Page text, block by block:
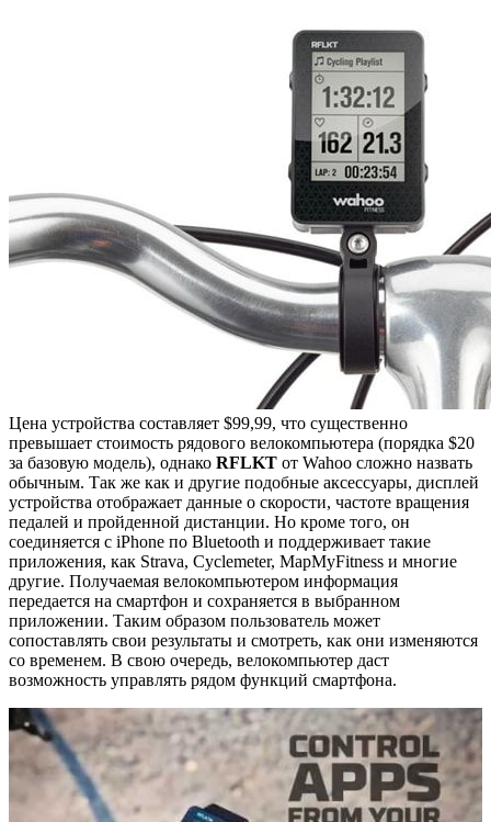
Цена устройства составляет $99,99, что существенно
превышает стоимость рядового велокомпьютера (порядка $20
за базовую модель), однако RFLKT от Wahoo сложно назвать
обычным. Так же как и другие подобные аксессуары, дисплей
устройства отображает данные о скорости, частоте вращения
педалей и пройденной дистанции. Но кроме того, он
соединяется с iPhone по Bluetooth и поддерживает такие
приложения, как Strava, Cyclemeter, MapMyFitness и многие
другие. Получаемая велокомпьютером информация
передается на смартфон и сохраняется в выбранном
приложении. Таким образом пользователь может
сопоставлять свои результаты и смотреть, как они изменяются
со временем. В свою очередь, велокомпьютер даст
возможность управлять рядом функций смартфона.